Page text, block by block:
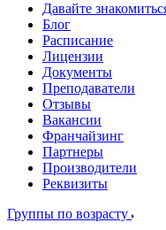
Давайте
Блог
Расписание
Лицензии
Документы
Преподаватели
Отзывы
Вакансии
Франчайзинг
Партнеры
Производители
Реквизиты
Группы по возрасту